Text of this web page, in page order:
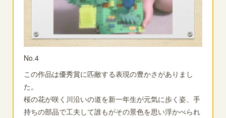
No.4
この作品は優秀賞に匹敵する表現の豊かさがありまし
た。
桜の花が咲く川沿いの道を新一年生が元気に歩く姿、手
持ちの部品で工夫して誰もがその景色を思い浮かべられ